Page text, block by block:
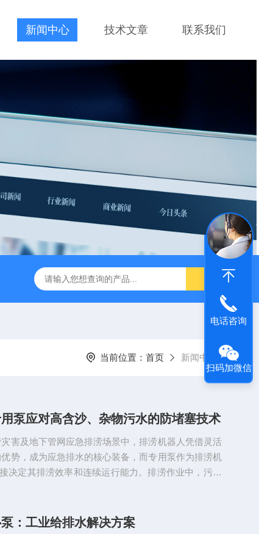
新闻中心 技术文章 联系我们
抢险自吸泵 高吸程自吸泵 IHG不锈钢立式离心泵
当前位置： 首页 新闻中心
泵应对高含沙、杂物污水的防堵塞技术
害及地下管网应急排涝场景中，排涝机器人凭借灵活
势，成为应急排水的核心装备，而专用泵作为排涝机
决定其排涝效率和连续运行能力。排涝作业中，污水
影响排涝作业进度。本文结合排涝机器人专用泵的运
：工业给排水解决方案
电话咨询
扫码加微信